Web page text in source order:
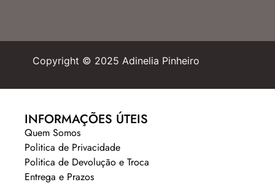
Copyright © 2025 Adinelia Pinheiro
INFORMAÇÕES ÚTEIS
Quem Somos
Politica de Privacidade
Politica de Devolução e Troca
Entrega e Prazos